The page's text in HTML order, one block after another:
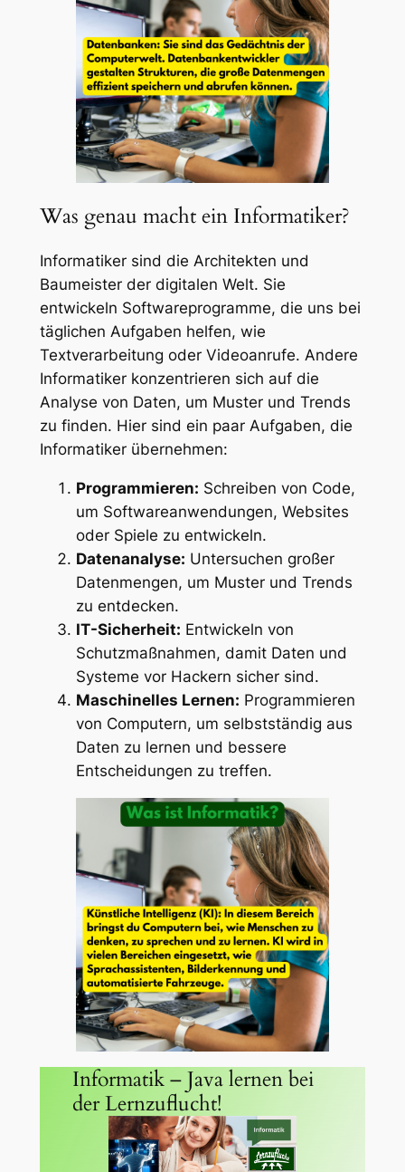
Was genau macht ein Informatiker?
Informatiker sind die Architekten und
Baumeister der digitalen Welt. Sie
entwickeln Softwareprogramme, die uns bei
täglichen Aufgaben helfen, wie
Textverarbeitung oder Videoanrufe. Andere
Informatiker konzentrieren sich auf die
Analyse von Daten, um Muster und Trends
zu finden. Hier sind ein paar Aufgaben, die
Informatiker übernehmen:
Programmieren: Schreiben von Code,
um Softwareanwendungen, Websites
oder Spiele zu entwickeln.
Datenanalyse: Untersuchen großer
Datenmengen, um Muster und Trends
zu entdecken.
IT-Sicherheit: Entwickeln von
Schutzmaßnahmen, damit Daten und
Systeme vor Hackern sicher sind.
Maschinelles Lernen: Programmieren
von Computern, um selbstständig aus
Daten zu lernen und bessere
Entscheidungen zu treffen.
Informatik – Java lernen bei
der Lernzuflucht!